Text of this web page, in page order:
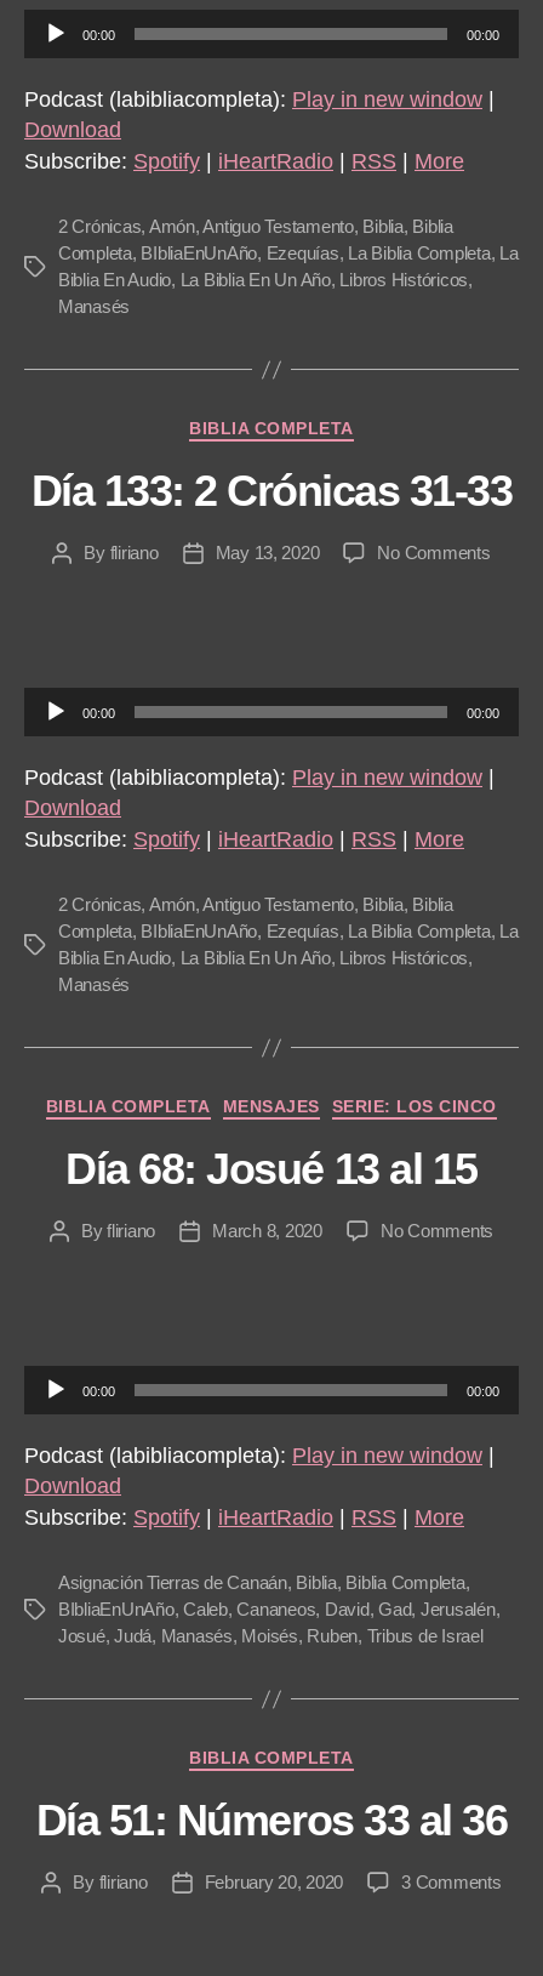
u
d
i
o
a
y
00:00 00:00
Podcast (labibliacompleta): Play in new window
Download
Subscribe: Spotify iHeartRadio RSS More
Tags
2 Crónicas, Amón,Antiguo Testamento, Biblia, Biblia
Completa, BIbliaEnUnAño, Ezequías, La Biblia Completa, La
Biblia En Audio, La Biblia En Un Año, Libros Históricos,
Manasés
Categories
BIBLIA COMPLETA
Día 133: 2 Crónicas 31-33
PostBy fliriano
PostMay 13, 2020 No Commentson
31-
33
u
d
i
o
a
y
00:00 00:00
Podcast (labibliacompleta): Play in new window
Download
Subscribe: Spotify iHeartRadio RSS More
Tags
2 Crónicas, Amón,Antiguo Testamento, Biblia, Biblia
Completa, BIbliaEnUnAño, Ezequías, La Biblia Completa, La
Biblia En Audio, La Biblia En Un Año, Libros Históricos,
Manasés
Categories
BIBLIA COMPLETA MENSAJES SERIE: LOS CINCO
Día 68: Josué 13 al 15
PostByfliriano
PostMarch 8, 2020 No Comments
al
15
u
d
i
o
a
r
00:00 00:00
Podcast (labibliacompleta): Play in new window
Download
Subscribe: Spotify iHeartRadio RSS More
Tags
Asignación Tierras de Canaán, Biblia, Biblia Completa,
BIbliaEnUnAño,Caleb,Cananeos, David,Gad, Jerusalén,
Josué,Judá, Manasés, Moisés, Ruben, Tribus de Israel
Categories
BIBLIA COMPLETA
Día 51: Números 33 al 36
PostBy fliriano
PostFebruary 20, 2020 3 Commentson